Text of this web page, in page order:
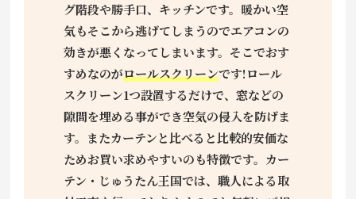
グ階段や勝手口、キッチンです。暖かい空
気もそこから逃げてしまうのでエアコンの
効きが悪くなってしまいます。そこでおす
すめなのがロールスクリーンです!ロール
スクリーン1つ設置するだけで、窓などの
隙間を埋める事ができ空気の侵入を防げま
す。またカーテンと比べると比較的安価な
ためお買い求めやすいのも特徴です。カー
テン・じゅうたん王国では、職人による取